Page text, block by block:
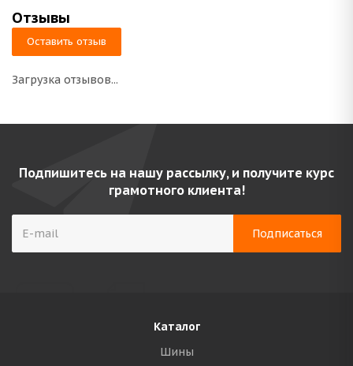
Отзывы
Оставить отзыв
Загрузка отзывов...
Подпишитесь на нашу рассылку, и получите курс
грамотного клиента!
Каталог
Шины